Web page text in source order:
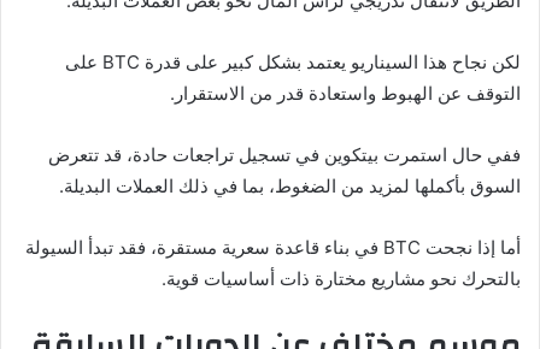
لكن نجاح هذا السيناريو يعتمد بشكل كبير على قدرة BTC على
التوقف عن الهبوط واستعادة قدر من الاستقرار.
ففي حال استمرت بيتكوين في تسجيل تراجعات حادة، قد تتعرض
السوق بأكملها لمزيد من الضغوط، بما في ذلك العملات البديلة.
أما إذا نجحت BTC في بناء قاعدة سعرية مستقرة، فقد تبدأ السيولة
بالتحرك نحو مشاريع مختارة ذات أساسيات قوية.